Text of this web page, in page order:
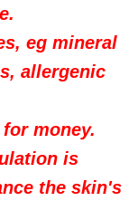
eg mineral
allergenic
money.
is
the skin's